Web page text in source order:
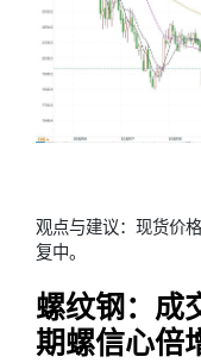
观点与建议：现货价
复中。
螺纹钢：成
期螺信心倍